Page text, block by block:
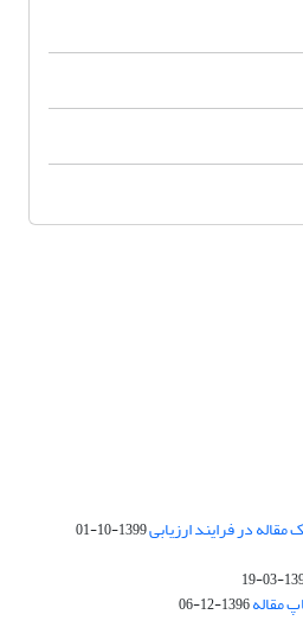
در فرایند ارزیابی1399-10-01
مقاله1396-12-06